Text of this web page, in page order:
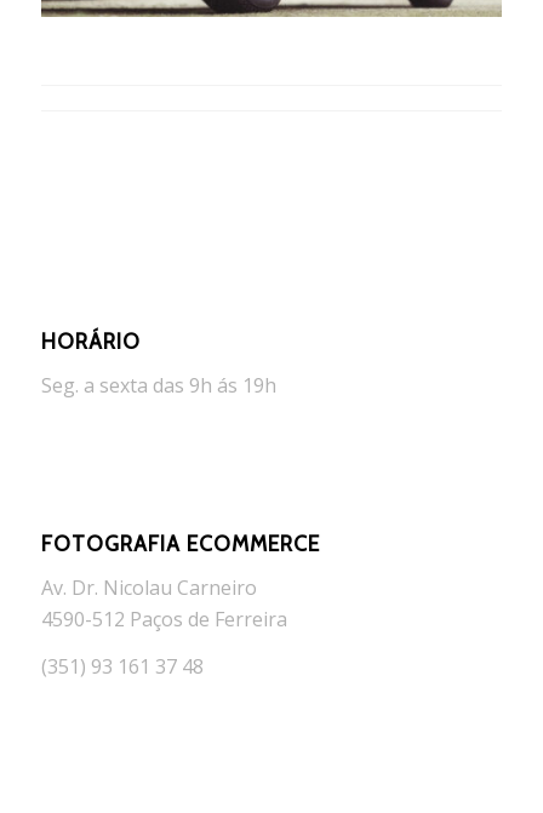
HORÁRIO
Seg. a sexta das 9h ás 19h
FOTOGRAFIA ECOMMERCE
Av. Dr. Nicolau Carneiro
4590-512 Paços de Ferreira
(351) 93 161 37 48